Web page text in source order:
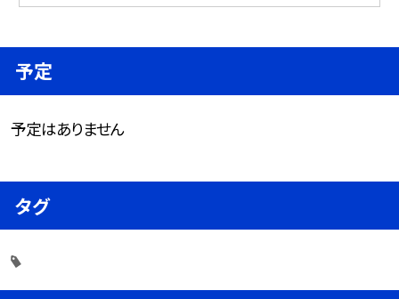
予定
予定はありません
タグ